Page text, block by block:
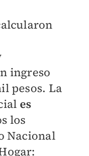
ingreso
pesos. La
es
los
Nacional